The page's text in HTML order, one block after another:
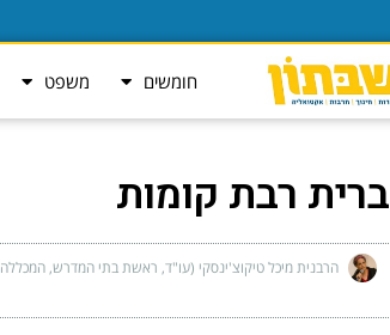
חומשים משפט
ברית רבת קומות
הרבנית מיכל טיקוצ'ינסקי (עו"ד, ראשת בתי המדרש,